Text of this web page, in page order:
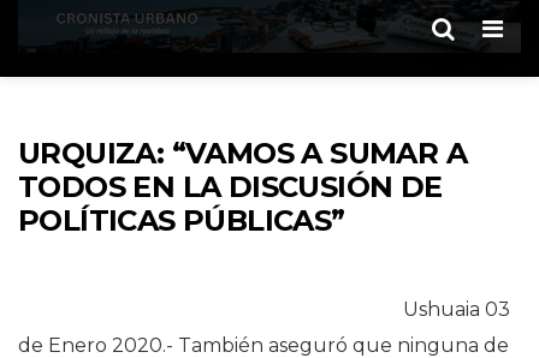
URQUIZA: “VAMOS A SUMAR A
TODOS EN LA DISCUSIÓN DE
POLÍTICAS PÚBLICAS”
Ushuaia 03
de Enero 2020.- También aseguró que ninguna de